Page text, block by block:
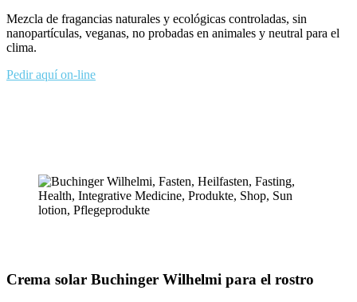
Mezcla de fragancias naturales y ecológicas controladas, sin
nanopartículas, veganas, no probadas en animales y neutral para el
clima.
Pedir aquí on-line
Crema solar Buchinger Wilhelmi para el rostro